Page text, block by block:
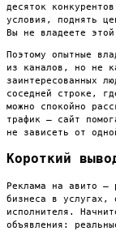
десяток
условия, поднять
Вы не владеете
Поэтому опытные
из каналов, но не
заинтересованных
соседней строке,
можно спокойно
трафик — сайт
не зависеть от
Короткий
Реклама на авито —
бизнеса в услугах,
исполнителя.
объявления: